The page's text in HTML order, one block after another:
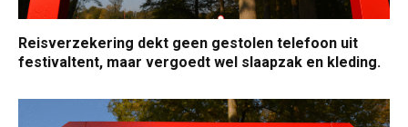
Reisverzekering dekt geen gestolen telefoon uit
festivaltent, maar vergoedt wel slaapzak en kleding.